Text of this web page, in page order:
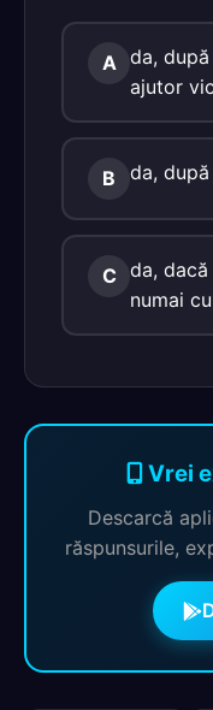
A da,
ajutor
B da,
C da,
numai
Vrei
Descarcă
răspunsurile,